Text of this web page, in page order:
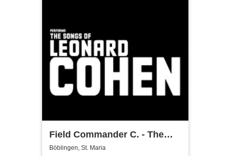
Field Commander C. - The
Songs of Leonard Cohen
Böblingen, St. Maria